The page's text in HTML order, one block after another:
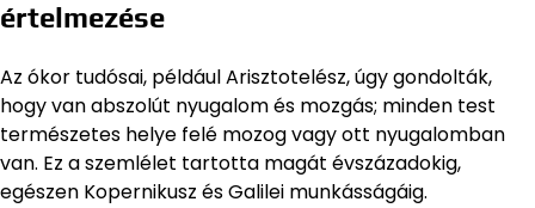
értelmezése
Az ókor tudósai, például Arisztotelész, úgy gondolták,
hogy van abszolút nyugalom és mozgás; minden test
természetes helye felé mozog vagy ott nyugalomban
van. Ez a szemlélet tartotta magát évszázadokig,
egészen Kopernikusz és Galilei munkásságáig.